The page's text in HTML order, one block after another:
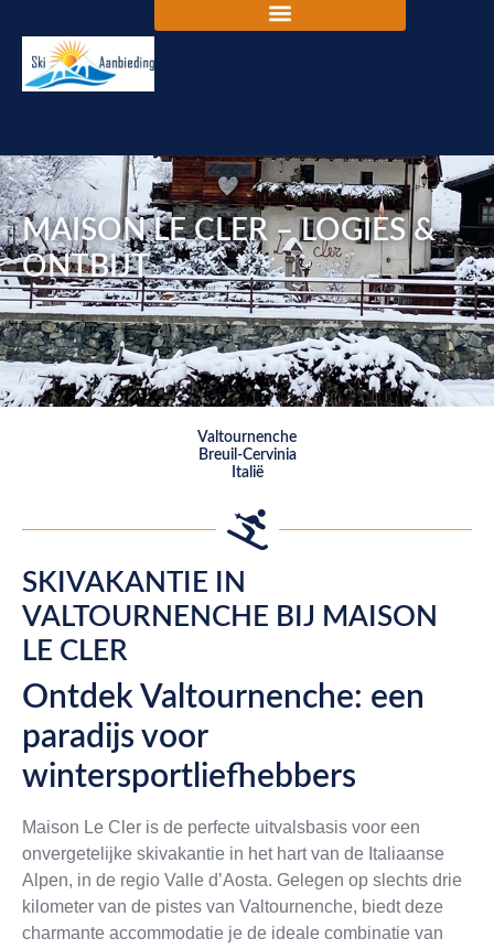
MAISON LE CLER – LOGIES &
ONTBIJT
Valtournenche
Breuil-Cervinia
Italië
SKIVAKANTIE IN
VALTOURNENCHE BIJ MAISON
LE CLER
Ontdek Valtournenche: een
paradijs voor
wintersportliefhebbers
Maison Le Cler is de perfecte uitvalsbasis voor een
onvergetelijke skivakantie in het hart van de Italiaanse
Alpen, in de regio Valle d’Aosta. Gelegen op slechts drie
kilometer van de pistes van Valtournenche, biedt deze
charmante accommodatie je de ideale combinatie van